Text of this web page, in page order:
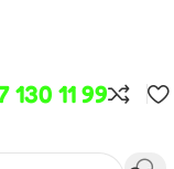
130 11 99